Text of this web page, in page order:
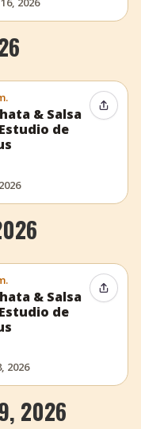
& Salsa
de
& Salsa
de
2026
2026